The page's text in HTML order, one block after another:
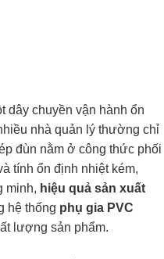
dây chuyền vận hành ổn
nhà quản lý thường chỉ
đùn nằm ở công thức phối
tính ổn định nhiệt kém,
minh, hiệu quả sản xuất
hệ thống phụ gia PVC
lượng sản phẩm.